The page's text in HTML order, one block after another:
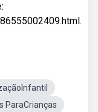
ParaCrianças